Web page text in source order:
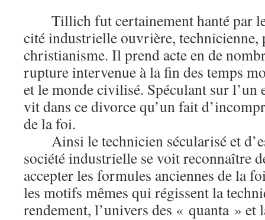
Tillich fut certainement hanté par
cité industrielle ouvrière, technicienne,
christianisme. Il prend acte en de
rupture intervenue à la fin des temps
et le monde civilisé. Spéculant sur l’un
vit dans ce divorce qu’un fait
de la foi.
Ainsi le technicien sécularisé et
société industrielle se voit reconnaître
accepter les formules anciennes de la
les motifs mêmes qui régissent la
rendement, l’univers des « quanta » et